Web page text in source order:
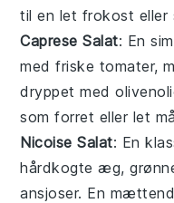
til en let frokost
Caprese Salat: En
medfriske tomater,
dryppet med
som forret eller let
Nicoise Salat: En
hårdkogte æg,
ansjoser. En